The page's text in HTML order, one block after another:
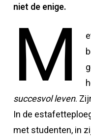
niet de enige.
M
succesvol leven.
In de
met studenten, in